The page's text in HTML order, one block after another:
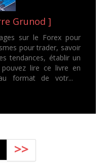
Grunod ]
sur le Forex pour
pour trader, savoir
tendances, établir un
lire ce livre en
au format de votr...
>>